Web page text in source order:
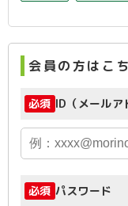
会員の方はこ
必須 ID（メールア
必須 パスワード